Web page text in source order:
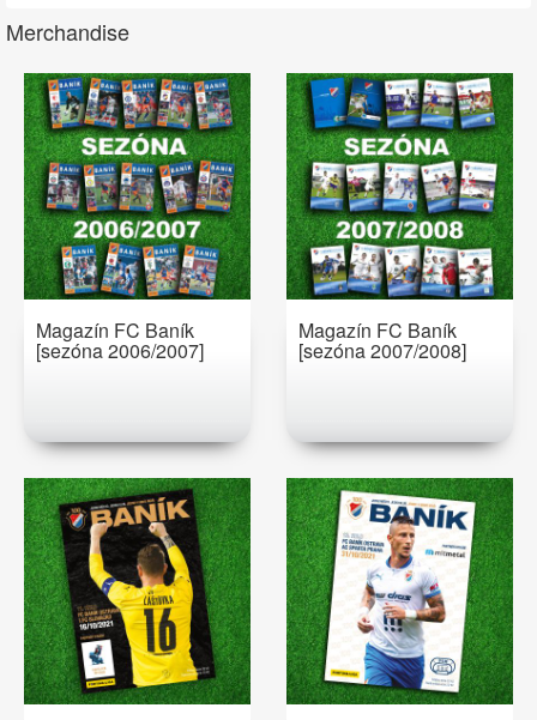
Merchandise
Magazín FC Baník
[sezóna 2006/2007]
Magazín FC Baník
[sezóna 2007/2008]